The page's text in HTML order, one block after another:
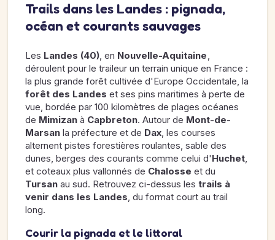
Trails dans les Landes : pignada,
océan et courants sauvages
Les Landes (40), en Nouvelle-Aquitaine,
déroulent pour le traileur un terrain unique en France :
la plus grande forêt cultivée d'Europe Occidentale, la
forêt des Landes et ses pins maritimes à perte de
vue, bordée par 100 kilomètres de plages océanes
de Mimizan à Capbreton. Autour de Mont-de-
Marsan la préfecture et de Dax, les courses
alternent pistes forestières roulantes, sable des
dunes, berges des courants comme celui d'Huchet,
et coteaux plus vallonnés de Chalosse et du
Tursan au sud. Retrouvez ci-dessus les trails à
venir dans les Landes, du format court au trail
long.
Courir la pignada et le littoral